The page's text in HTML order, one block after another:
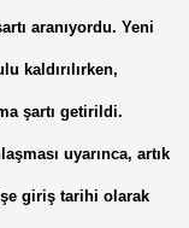
aranıyordu. Yeni
kaldırılırken,
şartı getirildi.
uyarınca, artık
giriş tarihi olarak